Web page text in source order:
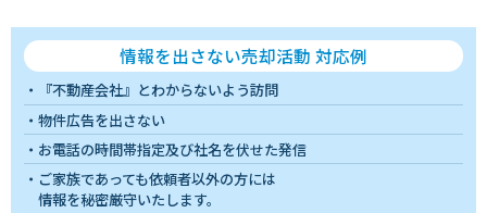
情報を出さない売却活動 対応例
『不動産会社』とわからないよう訪問
物件広告を出さない
お電話の時間帯指定及び社名を伏せた発信
ご家族であっても依頼者以外の方には
情報を秘密厳守いたします。